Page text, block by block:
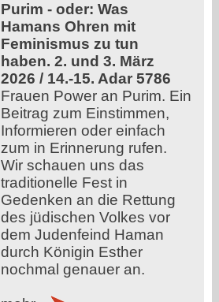
Purim - oder: Was
Hamans Ohren mit
Feminismus zu tun
haben. 2. und 3. März
2026 / 14.-15. Adar 5786
Frauen Power an Purim. Ein
Beitrag zum Einstimmen,
Informieren oder einfach
zum in Erinnerung rufen.
Wir schauen uns das
traditionelle Fest in
Gedenken an die Rettung
des jüdischen Volkes vor
dem Judenfeind Haman
durch Königin Esther
nochmal genauer an.